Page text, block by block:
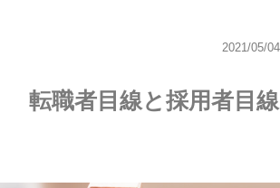
2021/05/04
転職者目線と採用者目